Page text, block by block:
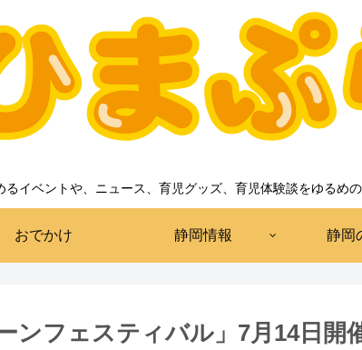
イベントや、ニュース、育児グッズ、育児体験談をゆるめ
おでかけ 静岡情報 静岡
ンフェスティバル」7月14日開